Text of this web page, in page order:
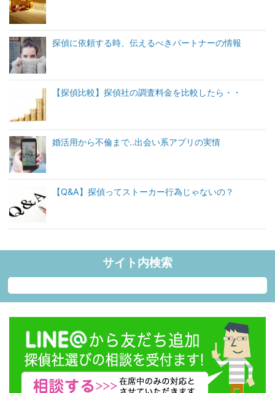
探偵に依頼する時、伝えるべきパートナーの情報
【探偵比較】探偵社の調査料金を比較したら・・
婚活用から不倫まで..出会い系アプリの実情
【Q&A】探偵ってストーカー行為じゃないの？
サイト内検索